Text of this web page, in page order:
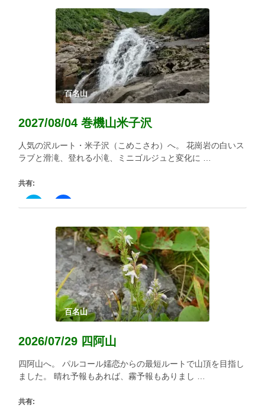
ウ
で
開
き
ま
す)
百名山
2027/08/04 巻機山米子沢
人気の沢ルート・米子沢（こめこさわ）へ。 花崗岩の白いス
ラブと滑滝、登れる小滝、ミニゴルジュと変化に …
共有:
ク
リ
Twitter
で
開
ま
Facebook
で
有
す
る
に
は
ク
リ
ッ
ク
し
て
く
だ
(新
し
ウ
ィ
ン
百名山
2026/07/29 四阿山
四阿山へ。 パルコール嬬恋からの最短ルートで山頂を目指し
ました。 晴れ予報もあれば、霧予報もありまし …
共有: